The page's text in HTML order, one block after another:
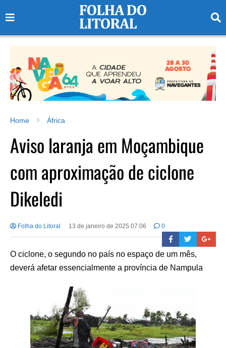
Home África
Aviso laranja em Moçambique
com aproximação de ciclone
Dikeledi
Folha do Litoral 13 de janeiro de 2025 07:06 0
O ciclone, o segundo no país no espaço de um mês,
deverá afetar essencialmente a província de Nampula